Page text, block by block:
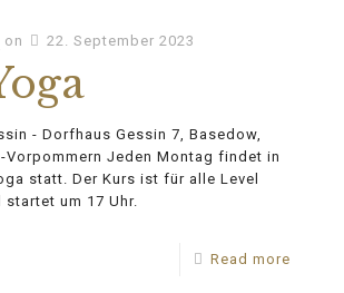
on 22. September 2023
- Dorfhaus Gessin 7, Basedow,
Vorpommern Jeden Montag findet in
statt. Der Kurs ist für alle Level
um 17 Uhr.
Read more